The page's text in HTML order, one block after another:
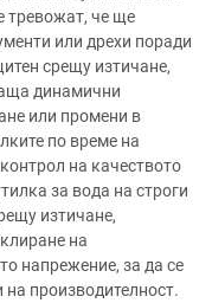
тревожат, че ще
или дрехи поради
срещу изтичане,
динамични
или промени в
по време на
на качеството
за вода на строги
изтичане,
на
напрежение, за да се
на производителност.